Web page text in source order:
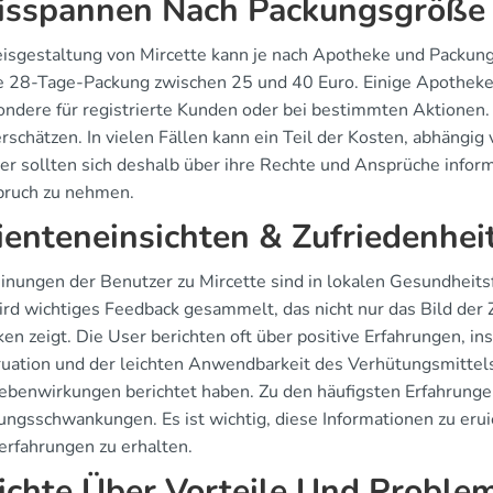
Nach Packungsgröße
von Mircette kann je nach Apotheke und
28-Tage-Packung zwischen 25 und 40 Euro. Einige
für registrierte Kunden oder bei bestimmten
In vielen Fällen kann ein Teil der Kosten,
sollten sich deshalb über ihre Rechte und Ansprüche
zu nehmen.
&
der Benutzer zu Mircette sind in lokalen
wichtiges Feedback gesammelt, das nicht nur das Bild
zeigt. Die User berichten oft über positive Erfahrungen,
und der leichten Anwendbarkeit des
berichtet haben. Zu den häufigsten
Es ist wichtig, diese Informationen zu
zu erhalten.